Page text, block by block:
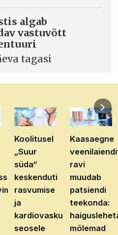
algab
vastuvõtt
tagasi
Koolitusel
„Suur
süda“
keskenduti
rasvumise
ja
kardiovaskulaarhaiguste
seosele
Kaasaegne
ravi
muudab
patsiendi
teekonda:
mõlemad